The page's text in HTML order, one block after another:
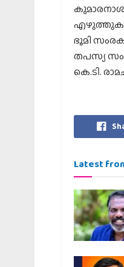
ഭൂമി
തപസ്യ
കെ.ടി.
Latest